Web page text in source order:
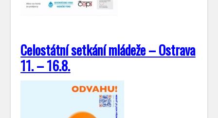
Celostátní setkání mládeže – Ostrava
11. – 16.8.